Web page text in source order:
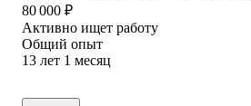
80 000 ₽
Активно ищет работу
Общий опыт
13 лет 1 месяц